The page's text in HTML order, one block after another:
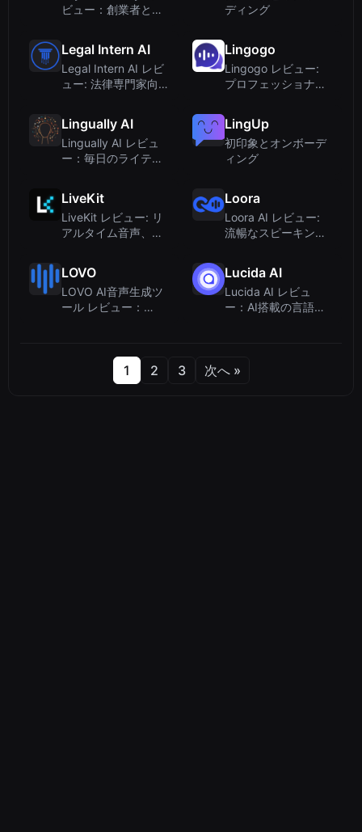
ビュー：創業者と運
ディング
Legal Intern AI
Legal Intern AI レビ
ュー: 法律専門家向け
Lingogo
Lingogo レビュー:
プロフェッショナル
Lingually AI
Lingually AI レビュ
ー：毎日のライティ
る
LingUp
初印象とオンボーデ
ィング
LiveKit
LiveKit レビュー: リ
アルタイム音声、ビ
ーションのためのオ
ープンソ...
Loora
Loora AI レビュー:
流暢なスピーキング
ー
LOVO
LOVO AI音声生成ツ
ール レビュー：
Lucida AI
Lucida AI レビュ
ー：AI搭載の言語ス
1 2 3 次へ »